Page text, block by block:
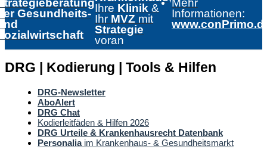
Gesundheits- Ihre Klinik &
Ihr MVZ mit
Strategie
voran
Informationen:
DRG | Kodierung | Tools & Hilfen
DRG-Newsletter
AboAlert
DRG Chat
Kodierleitfäden & Hilfen 2026
DRG Urteile & Krankenhausrecht Datenbank
Personaliaim Krankenhaus- & Gesundheitsmarkt